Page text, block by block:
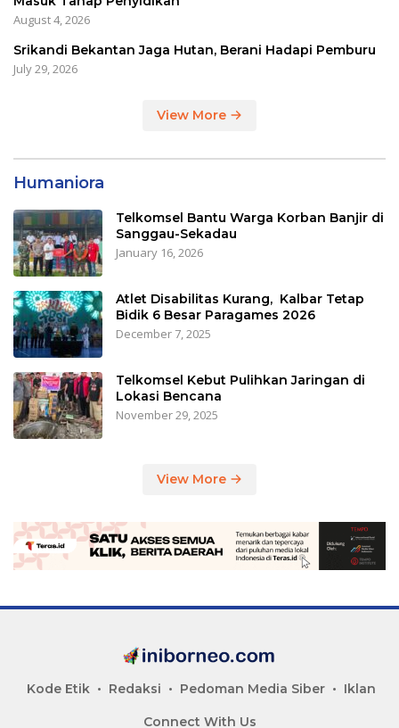
August 4, 2026
Srikandi Bekantan Jaga Hutan, Berani Hadapi Pemburu
July 29, 2026
View More
Humaniora
Telkomsel Bantu Warga Korban Banjir di
Sanggau-Sekadau
January 16, 2026
Atlet Disabilitas Kurang, Kalbar Tetap
Bidik 6 Besar Paragames 2026
December 7, 2025
Telkomsel Kebut Pulihkan Jaringan di
Lokasi Bencana
November 29, 2025
View More
Kode Etik Redaksi Pedoman Media Siber Iklan
Connect With Us